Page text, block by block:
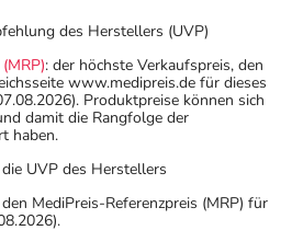
des Herstellers (UVP)
: der höchste Verkaufspreis, den
www.medipreis.de für dieses
Produktpreise können sich
damit die Rangfolge der
haben.
UVP des Herstellers
MediPreis-Referenzpreis (MRP) für